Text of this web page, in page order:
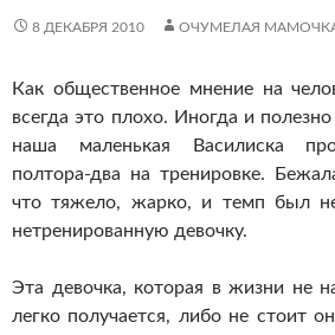
8 ДЕКАБРЯ 2010 ОЧУМЕЛАЯ
Как общественное мнение на
всегда это плохо. Иногда и
наша маленькая Василиска
полтора-два на тренировке.
что тяжело, жарко, и темп был
нетренированную девочку.
Эта девочка, которая в жизни не
легко получается, либо не стоит